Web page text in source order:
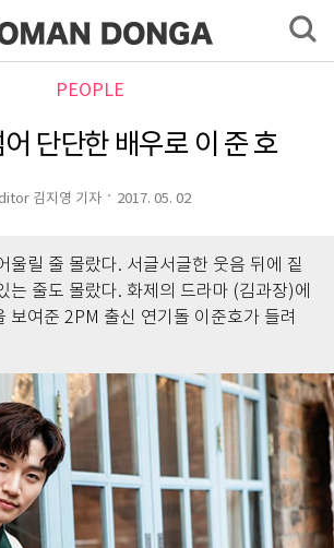
PEOPLE
단단한 배우로 이 준 호
김지영 기자 2017. 05. 02
울릴 줄 몰랐다. 서글서글한 웃음 뒤에 짙
는 줄도 몰랐다. 화제의 드라마 (김과장)에
보여준 2PM 출신 연기돌 이준호가 들려